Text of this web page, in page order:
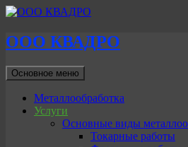
ООО КВАДРО
Поиск
Основное меню
к
содержимому
Металлообработка
Услуги
Основные виды
Токарные работы